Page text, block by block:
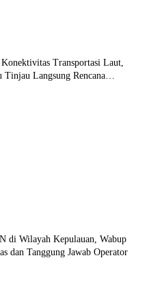
Transportasi Laut,
Langsung Rencana
Lebiti
di Wilayah Kepulauan, Wabup
dan Tanggung Jawab Operator